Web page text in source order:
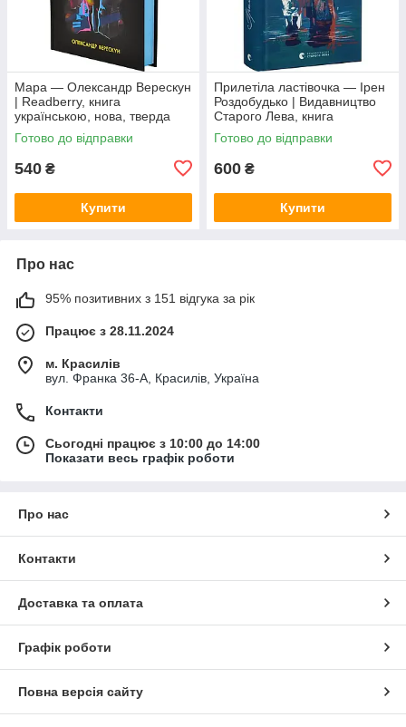
Мара — Олександр Верескун
| Readberry, книга
українською, нова, тверда
Готово до відправки
540 ₴
Купити
Прилетіла ластівочка — Ірен
Роздобудько | Видавництво
Старого Лева, книга
українською, нова, тверда
Готово до відправки
600 ₴
Купити
Про нас
95% позитивних з 151 відгука за рік
Працює з 28.11.2024
м. Красилів
вул. Франка 36-А, Красилів, Україна
Контакти
Сьогодні працює з 10:00 до 14:00
Показати весь графік роботи
Про нас
Контакти
Доставка та оплата
Графік роботи
Повна версія сайту